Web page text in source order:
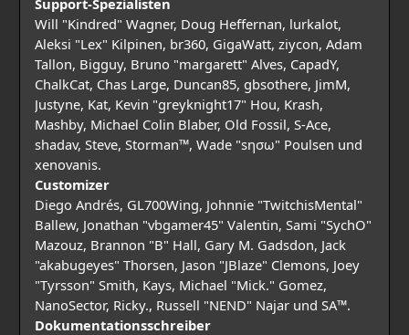
Support-Spezialisten
Will "Kindred" Wagner, Doug Heffernan, lurkalot,
Aleksi "Lex" Kilpinen, br360, GigaWatt, ziycon, Adam
Tallon, Bigguy, Bruno "margarett" Alves, CapadY,
ChalkCat, Chas Large, Duncan85, gbsothere, JimM,
Justyne, Kat, Kevin "greyknight17" Hou, Krash,
Mashby, Michael Colin Blaber, Old Fossil, S-Ace,
shadav, Steve, Storman™, Wade "sησω" Poulsen und
xenovanis.
Customizer
Diego Andrés, GL700Wing, Johnnie "TwitchisMental"
Ballew, Jonathan "vbgamer45" Valentin, Sami "SychO"
Mazouz, Brannon "B" Hall, Gary M. Gadsdon, Jack
"akabugeyes" Thorsen, Jason "JBlaze" Clemons, Joey
"Tyrsson" Smith, Kays, Michael "Mick." Gomez,
NanoSector, Ricky., Russell "NEND" Najar und SA™.
Dokumentationsschreiber